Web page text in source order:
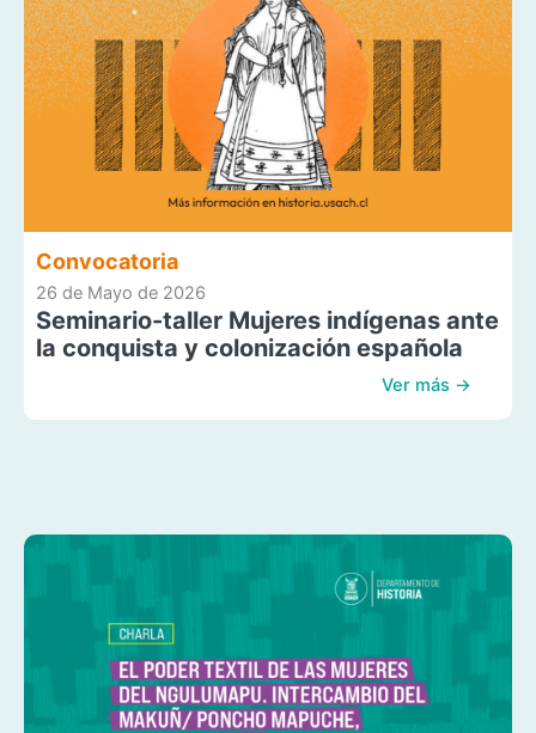
Convocatoria
26 de Mayo de 2026
Seminario-taller Mujeres indígenas ante
la conquista y colonización española
Ver más →